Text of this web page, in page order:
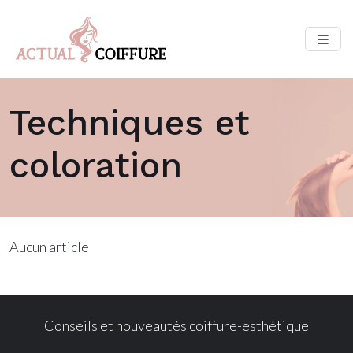
Techniques et
coloration
Aucun article
Conseils et nouveautés coiffure-esthétique